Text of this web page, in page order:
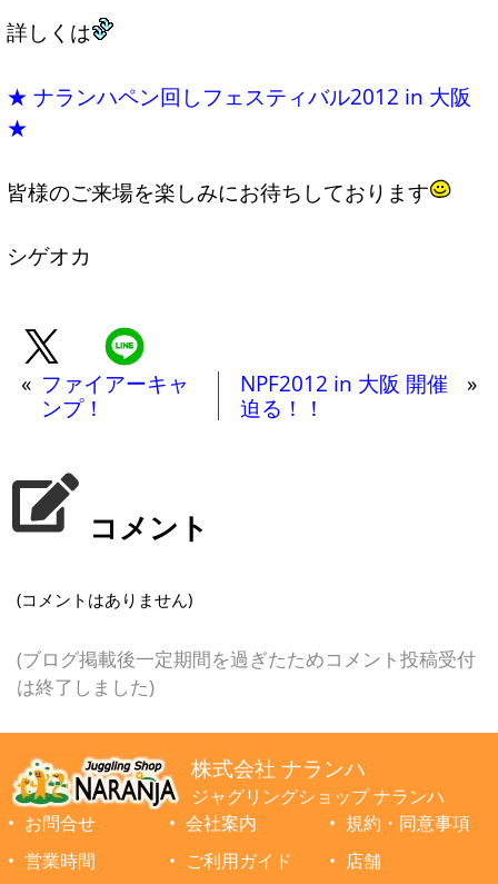
詳しくは
★ ナランハペン回しフェスティバル2012 in 大阪
★
皆様のご来場を楽しみにお待ちしております
シゲオカ
« ファイアーキャ
ンプ！
NPF2012 in 大阪 開催
迫る！！
»
コメント
(コメントはありません)
(ブログ掲載後一定期間を過ぎたためコメント投稿受付
は終了しました)
株式会社 ナランハ
ジャグリングショップ ナランハ
お問合せ
会社案内
規約・同意事項
営業時間
ご利用ガイド 店舗